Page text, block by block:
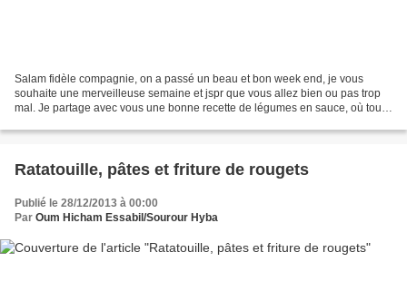
Salam fidèle compagnie, on a passé un beau et bon week end, je vous
souhaite une merveilleuse semaine et jspr que vous allez bien ou pas trop
mal. Je partage avec vous une bonne recette de légumes en sauce, où tous
Ratatouille, pâtes et friture de rougets
Publié le 28/12/2013 à 00:00
Par Oum Hicham Essabil/Sourour Hyba